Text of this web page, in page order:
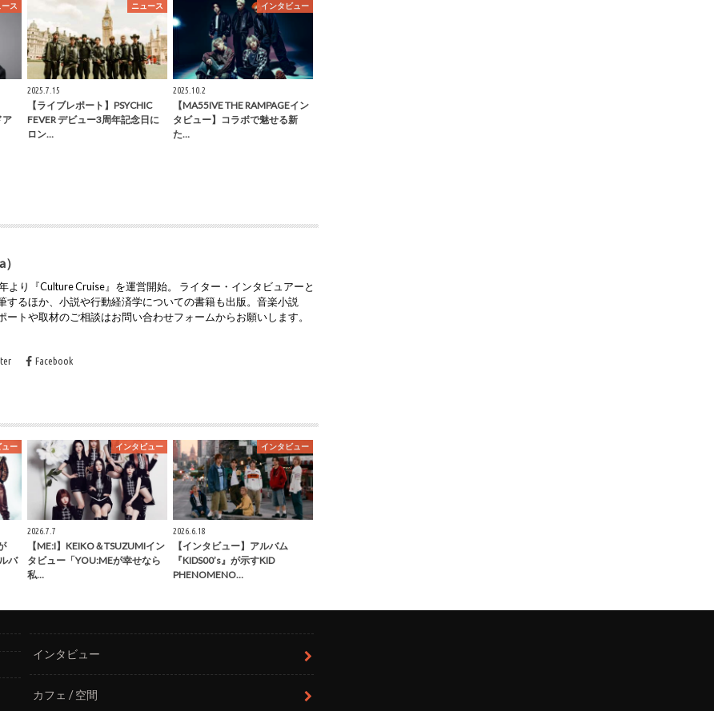
ース
ア
ニュース
2025.7.15
【ライブレポート】PSYCHIC
FEVER デビュー3周年記念日に
ロン…
インタビュー
2025.10.2
【MA55IVE THE RAMPAGEイン
タビュー】コラボで魅せる新
た…
より『Culture Cruise』を運営開始。 ライター・インタビュアーと
するほか、小説や行動経済学についての書籍も出版。音楽小説
ートや取材のご相談はお問い合わせフォームからお願いします。
Facebook
ュー
バ
インタビュー
2026.7.7
【ME:I】KEIKO＆TSUZUMIイン
タビュー「YOU:MEが幸せなら
私…
インタビュー
2026.6.18
【インタビュー】アルバム
『KIDS00’s』が示すKID
PHENOMENO…
インタビュー
カフェ / 空間